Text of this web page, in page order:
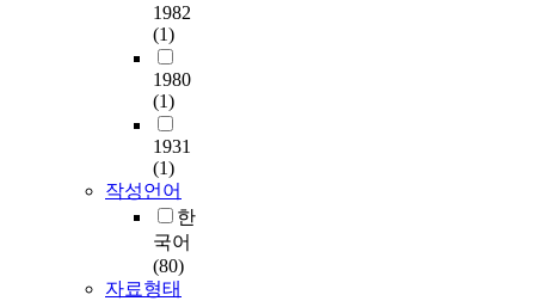
1982
(1)
1980
(1)
1931
(1)
작성언어
한
국어
(80)
자료형태